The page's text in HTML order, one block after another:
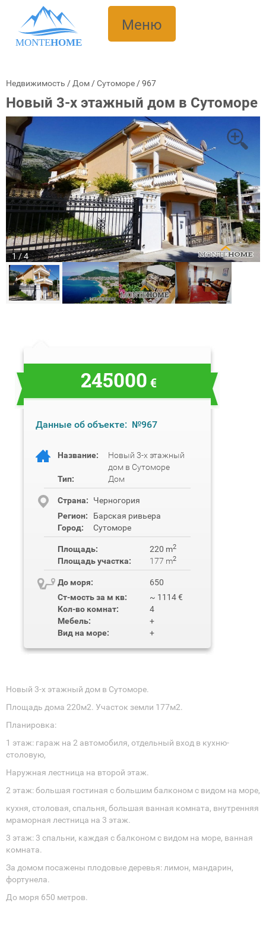
MONTEHOME
Меню
Недвижимость / Дом /Сутоморе /967
Новый 3-х этажный дом в Сутоморе
1 / 4
245000 €
Данные об объекте: №967
Название:
Новый 3-х этажный
дом в Сутоморе
Тип:
Дом
Cтрана:
Черногория
Регион:
Барская ривьера
Город:
Сутоморе
Площадь: 220 m2
Площадь участка: 177 m2
До моря:
650
Ст-мость за м кв:
~ 1114 €
Кол-во комнат:
4
Мебель:
+
Вид на море:
+
Новый 3-х этажный дом в Сутоморе.
Площадь дома 220м2. Участок земли 177м2.
Планировка:
1 этаж: гараж на 2 автомобиля, отдельный вход в кухню-
столовую,
Наружная лестница на второй этаж.
2 этаж: большая гостиная с большим балконом с видом на море,
кухня, столовая, спальня, большая ванная комната, внутренняя
мраморная лестница на 3 этаж.
3 этаж: 3 спальни, каждая с балконом с видом на море, ванная
комната.
За домом посажены плодовые деревья: лимон, мандарин,
фортунела.
До моря 650 метров.